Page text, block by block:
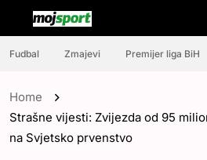
Fudbal Zmajevi Premijer liga BiH
Home
Strašne vijesti: Zvijezda od 95
na Svjetsko prvenstvo